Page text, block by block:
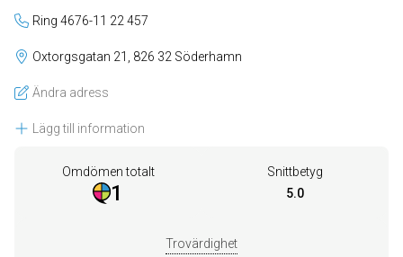
Ring 4676-11 22 457
Oxtorgsgatan 21, 826 32 Söderhamn
Ändra adress
Lägg till information
Omdömen totalt
1
Snittbetyg
5.0
Trovärdighet